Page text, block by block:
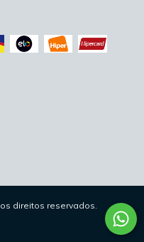
direitos reservados.